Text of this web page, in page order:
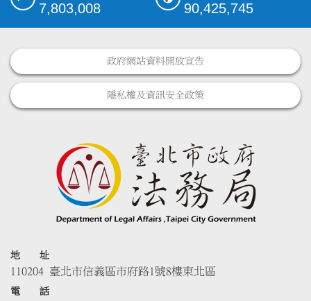
7,803,008 90,425,745
政府網站資料開放宣告
隱私權及資訊安全政策
地 址
110204 臺北市信義區市府路1號8樓東北區
電 話